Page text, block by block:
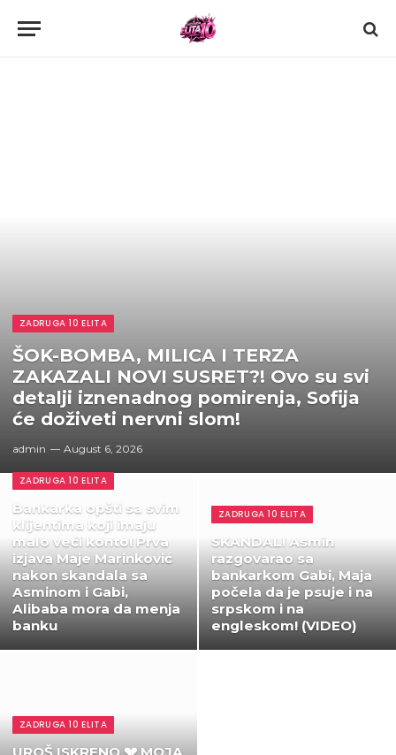
ZADRUGA 10 ELITA
ŠOK-BOMBA, MILICA I TERZA
ZAKAZALI NOVI SUSRET?! Ovo su svi
detalji iznenadnog pomirenja, Sofija
će doživeti nervni slom!
admin August 6, 2026
ZADRUGA 10 ELITA
Bankarka opšti sa svim
klijentima koji imaju
malo veći konto! Prva
izjava Maje Marinković
nakon skandala sa
Asminom i Gabi,
Alibaba mora da menja
banku
ZADRUGA 10 ELITA
SKANDAL! Asmin
razgovarao sa
bankarkom Gabi, Maja
počela da je psuje i na
srpskom i na
engleskom! (VIDEO)
ZADRUGA 10 ELITA